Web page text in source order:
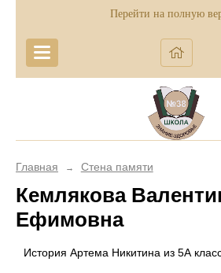
Перейти на полную
Главная → Стена памяти
Кемлякова
Ефимовна
История Артема Никитина из 5А